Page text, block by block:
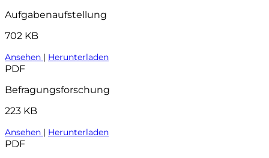
Aufgabenaufstellung
702 KB
Ansehen | Herunterladen
PDF
Befragungsforschung
223 KB
Ansehen | Herunterladen
PDF